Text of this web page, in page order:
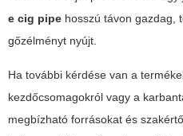
e cig pipe hosszú távon gazdag,
gőzélményt nyújt.
Ha további kérdése van a
kezdőcsomagokról vagy a
megbízható forrásokat és